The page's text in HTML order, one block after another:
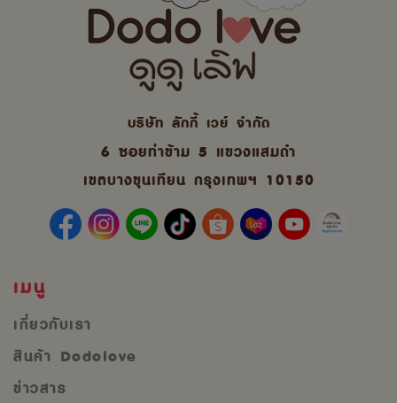
บริษัท ลักกี้ เวย์ จํากัด
6 ซอยท่าข้าม 5 แขวงแสมดำ
เขตบางขุนเทียน กรุงเทพฯ 10150
เมนู
เกี่ยวกับเรา
สินค้า Dodolove
ข่าวสาร